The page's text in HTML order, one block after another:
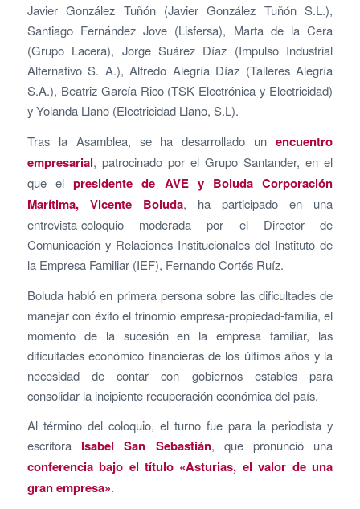
Javier González Tuñón (Javier González Tuñón S.L.),
Santiago Fernández Jove (Lisfersa), Marta de la Cera
(Grupo Lacera), Jorge Suárez Díaz (Impulso Industrial
Alternativo S. A.), Alfredo Alegría Díaz (Talleres Alegría
S.A.), Beatriz García Rico (TSK Electrónica y Electricidad)
y Yolanda Llano (Electricidad Llano, S.L).
Tras la Asamblea, se ha desarrollado unencuentro
empresarial, patrocinado por el Grupo Santander, en el
que elpresidente de AVE y Boluda Corporación
Marítima, Vicente Boluda, ha participado en una
entrevista-coloquio moderada por el Director de
Comunicación y Relaciones Institucionales del Instituto de
la Empresa Familiar (IEF), Fernando Cortés Ruíz.
Boluda habló en primera persona sobre las dificultades de
manejar con éxito el trinomio empresa-propiedad-familia, el
momento de la sucesión en la empresa familiar, las
dificultades económico financieras de los últimos años y la
necesidad de contar con gobiernos estables para
consolidar la incipiente recuperación económica del país.
Al término del coloquio, el turno fue para la periodista y
escritora Isabel San Sebastián, que pronunció una
conferencia bajo el título «Asturias, el valor de una
gran empresa».